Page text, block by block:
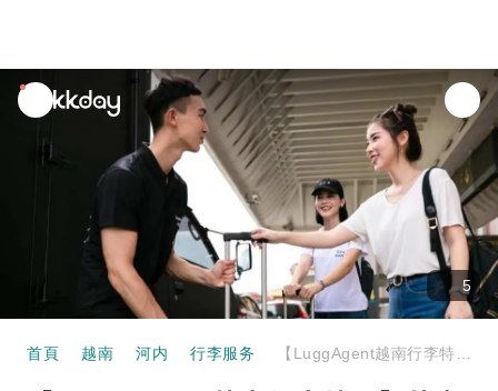
unread
notifications
5
首頁 越南 河内 行李服务